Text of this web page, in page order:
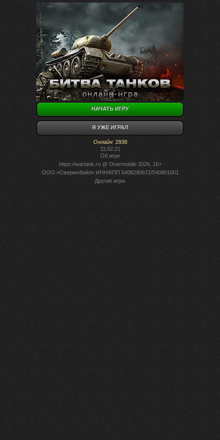
НАЧАТЬ ИГРУ
Я УЖЕ ИГРАЛ
Онлайн: 2938
11:02:21
Об игре
https://wartank.ru@ Overmobile 2026, 16+
ООО «Овермобайл» ИНН/КПП 5408290672/540801001
Другие игры